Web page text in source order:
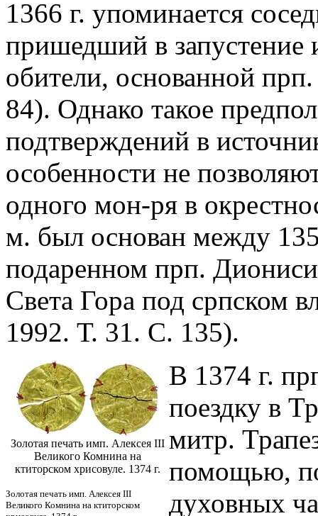
1366 г. упоминается
пришедший в запустение
обители, основанной
84). Однако такое
подтверждений в
особенности не
одного мон-ря в
м. был основан между
подаренном прп.
Света Гора под српском
1992. Т. 31. С. 135).
Золотая печать имп. Алексея III
Великого Комнина на
ктиторском хрисовуле. 1374 г.
Золотая печать имп. Алексея III
Великого Комнина на ктиторском
В 1374 г.
поездку в
митр.
помощью,
духовных